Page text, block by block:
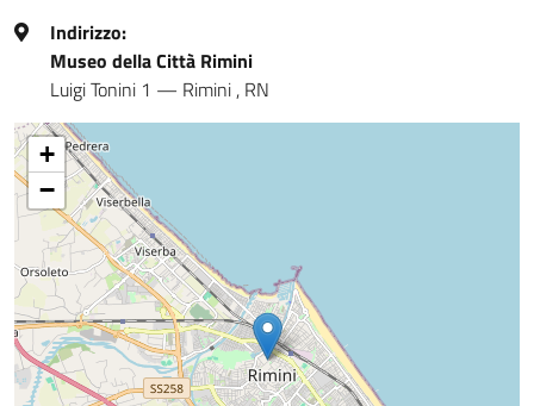
Indirizzo:
Museo della Città Rimini
Luigi Tonini 1 — Rimini , RN
+
−